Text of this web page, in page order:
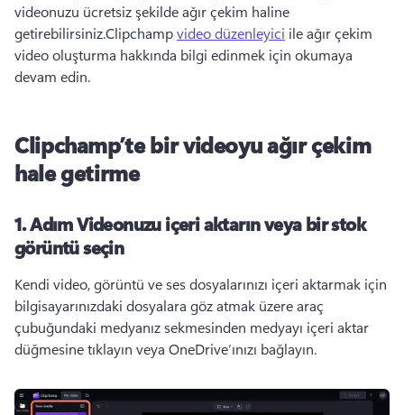
videonuzu ücretsiz şekilde ağır çekim haline
getirebilirsiniz.Clipchamp video düzenleyici ile ağır çekim
video oluşturma hakkında bilgi edinmek için okumaya
devam edin.
Clipchamp’te bir videoyu ağır çekim
hale getirme
1. Adım Videonuzu içeri aktarın veya bir stok
görüntü seçin
Kendi video, görüntü ve ses dosyalarınızı içeri aktarmak için
bilgisayarınızdaki dosyalara göz atmak üzere araç
çubuğundaki medyanız sekmesinden medyayı içeri aktar
düğmesine tıklayın veya OneDrive’ınızı bağlayın.